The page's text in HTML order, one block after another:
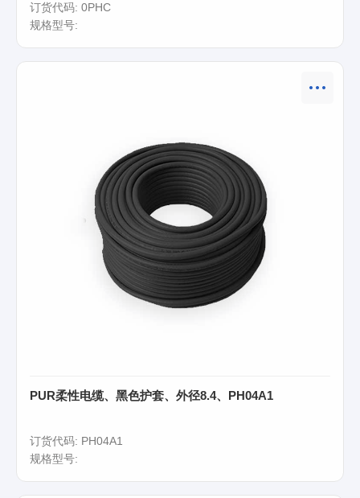
订货代码: 0PHC
规格型号:
PUR柔性电缆、黑色护套、外径8.4、PH04A1
订货代码: PH04A1
规格型号: